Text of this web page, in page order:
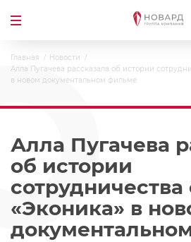
Главная
Новости
Алла Пугачева рассказала об истории
в новом документальном фильме
Алла Пугачева
об истории
«Эконика» в